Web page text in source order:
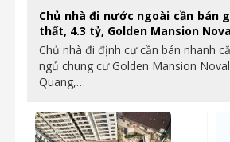
Chủ nhà đi nước ngoài cần bán
thất, 4.3 tỷ, Golden Mansion
Chủ nhà đi định cư cần bán nhanh
ngủ chung cư Golden Mansion
Quang,…